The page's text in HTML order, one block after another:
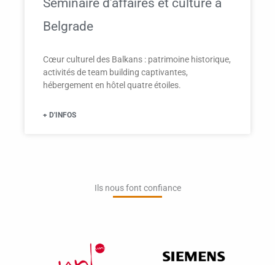
Séminaire d’affaires et culture à
Belgrade
Cœur culturel des Balkans : patrimoine historique,
activités de team building captivantes,
hébergement en hôtel quatre étoiles.
+ D'INFOS
Ils nous font confiance​